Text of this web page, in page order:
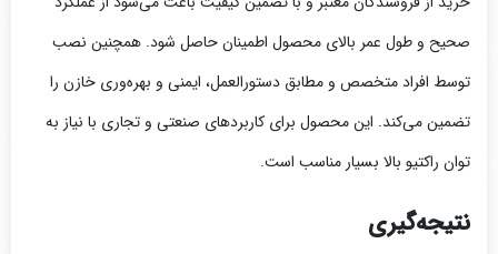
صحیح و طول عمر بالای محصول اطمینان حاصل شود. همچنین نصب
توسط افراد متخصص و مطابق دستورالعمل، ایمنی و بهره‌وری خازن را
تضمین می‌کند. این محصول برای کاربردهای صنعتی و تجاری با نیاز به
توان راکتیو بالا بسیار مناسب است.
نتیجه‌گیری